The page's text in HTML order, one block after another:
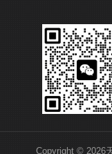
Copyright © 2026